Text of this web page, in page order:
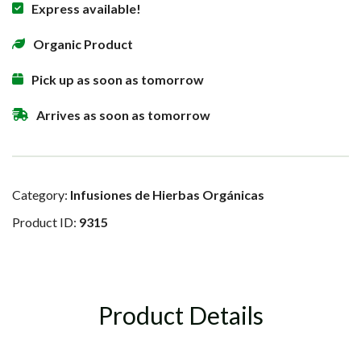
Express available!
Organic Product
Pick up as soon as tomorrow
Arrives as soon as tomorrow
Category: Infusiones de Hierbas Orgánicas
Product ID: 9315
Product Details